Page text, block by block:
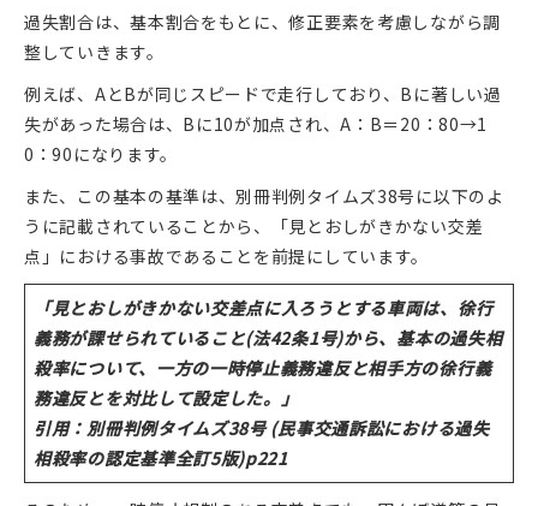
過失割合は、基本割合をもとに、修正要素を考慮しながら調
整していきます。
例えば、AとBが同じスピードで走行しており、Bに著しい過
失があった場合は、Bに10が加点され、A：B＝20：80→1
0：90になります。
また、この基本の基準は、別冊判例タイムズ38号に以下のよ
うに記載されていることから、「見とおしがきかない交差
点」における事故であることを前提にしています。
「見とおしがきかない交差点に入ろうとする車両は、徐行
義務が課せられていること(法42条1号)から、基本の過失相
殺率について、一方の一時停止義務違反と相手方の徐行義
務違反とを対比して設定した。」
引用：別冊判例タイムズ38号 (民事交通訴訟における過失
相殺率の認定基準全訂5版)p221